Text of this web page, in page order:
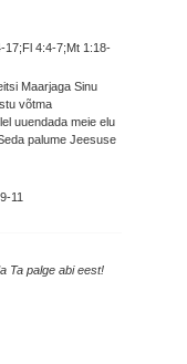
17;Fl 4:4-7;Mt 1:18-
Maarjaga Sinu
võtma
uuendada meie elu
palume Jeesuse
11
Ta palge abi eest!